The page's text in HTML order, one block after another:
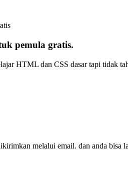
pemula gratis.
HTML dan CSS dasar tapi tidak
melalui email. dan anda bisa